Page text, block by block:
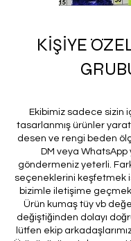
KİŞİYE
Ekibimiz sadece sizin
tasarlanmış ürünler
desen ve rengi beden
DM veya WhatsApp
göndermeniz yeterli.
seçeneklerini keşfetmek
bizimle iletişime
Ürün kumaş tüy vb
değiştiğinden dolayı
lütfen ekip